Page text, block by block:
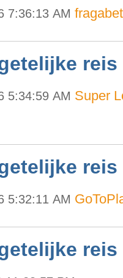
7:36:13 AM
reis
5:34:59 AM Super
reis
5:32:11 AM
reis